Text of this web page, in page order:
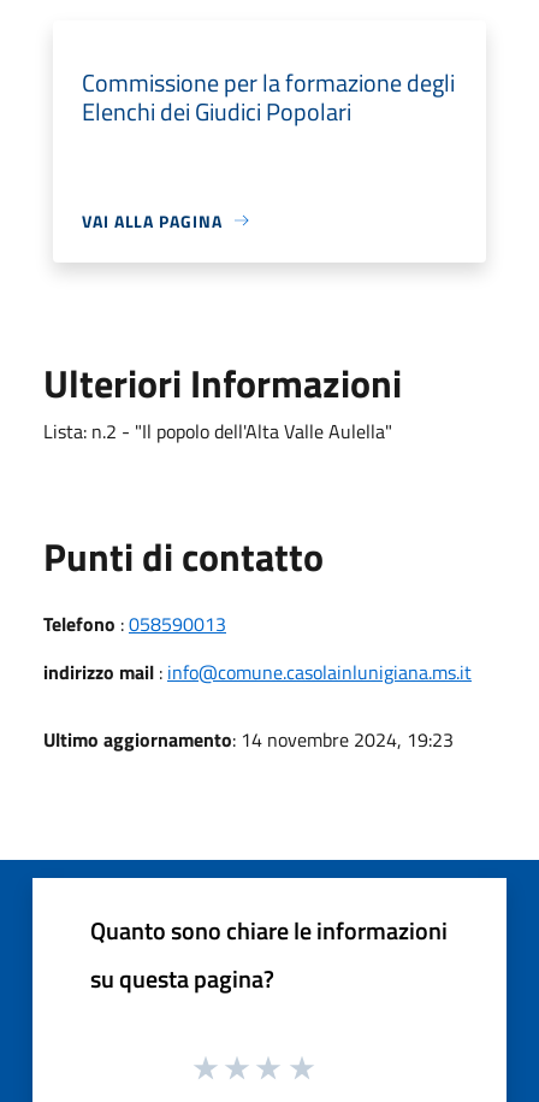
Commissione per la formazione degli
Elenchi dei Giudici Popolari
VAI ALLA PAGINA
Ulteriori Informazioni
Lista: n.2 - "Il popolo dell'Alta Valle Aulella"
Punti di contatto
Telefono :058590013
indirizzo mail : info@comune.casolainlunigiana.ms.it
Ultimo aggiornamento: 14 novembre 2024, 19:23
Quanto sono chiare le informazioni
su questa pagina?